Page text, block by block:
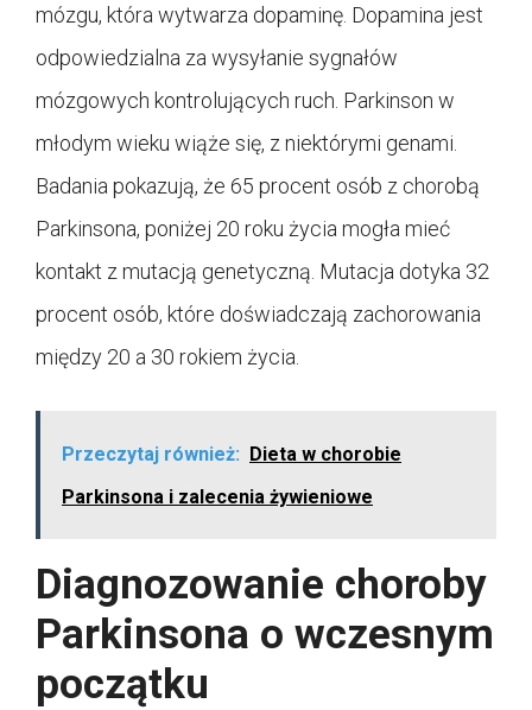
mózgu, która wytwarza dopaminę. Dopamina jest
odpowiedzialna za wysyłanie sygnałów
mózgowych kontrolujących ruch. Parkinson w
młodym wieku wiąże się, z niektórymi genami.
Badania pokazują, że 65 procent osób z chorobą
Parkinsona, poniżej 20 roku życia mogła mieć
kontakt z mutacją genetyczną. Mutacja dotyka 32
procent osób, które doświadczają zachorowania
między 20 a 30 rokiem życia.
Przeczytaj również: Dieta w chorobie
Parkinsona i zalecenia żywieniowe
Diagnozowanie choroby
Parkinsona o wczesnym
początku